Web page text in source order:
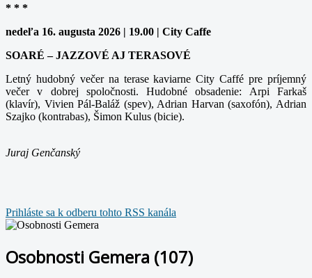
* * *
nedeľa 16. augusta 2026 | 19.00 | City Caffe
SOARÉ – JAZZOVÉ AJ TERASOVÉ
Letný hudobný večer na terase kaviarne City Caffé pre príjemný
večer v dobrej spoločnosti. Hudobné obsadenie: Arpi Farkaš
(klavír), Vivien Pál-Baláž (spev), Adrian Harvan (saxofón), Adrian
Szajko (kontrabas), Šimon Kulus (bicie).
Juraj Genčanský
Prihláste sa k odberu tohto RSS kanála
Osobnosti Gemera (107)